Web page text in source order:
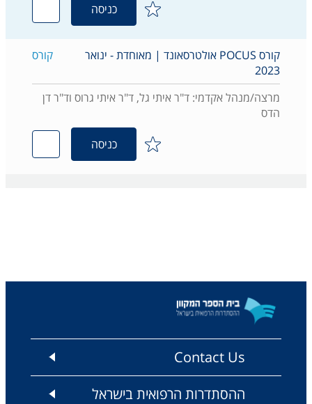
כניסה
קורס POCUS אולטרסאונד | מאוחדת - ינואר
2023
קורס
מרצה/מנהל אקדמי: ד"ר איתי גל, ד"ר איתי גרוס וד"ר דן
הדס
כניסה
Contact Us
ההסתדרות הרפואית בישראל